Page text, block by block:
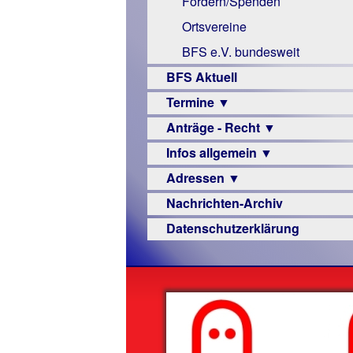
Links
Ortsvereine
BFS e.V. bundesweit
BFS Aktuell
Termine ▼
Veranstaltungsprogramme
Anträge - Recht ▼
Archiv
Urteile
Infos allgemein ▼
Sehbehinderung
Frühförderung
Schule
–
Beruf
Senioren
Hilfsmittel
Adressen ▼
Augenoptiker
Berufsbildungswerke
Hörbüchereien
Reha-
Nachrichten-Archiv
Datenschutzerklärung